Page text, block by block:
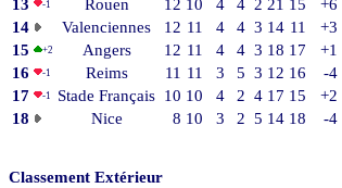
13
-1 Rouen 12 10 4 4 2 21 15
+6
14
Valenciennes 12 11 4 4 3 14 11
+3
15
+2 Angers 12 11 4 4 3 18 17
+1
16
-1 Reims 11 11 3 5 3 12 16
-4
17
-1 Stade Français 10 10 4 2 4 17 15
+2
18
Nice 8 10 3 2 5 14 18 -4
Classement Extérieur